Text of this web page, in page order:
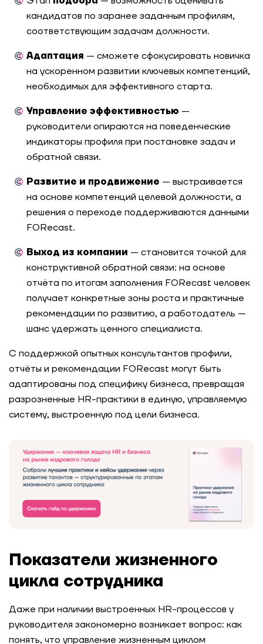
кандидатов по заранее заданным профилям,
соответствующим задачам должности.
Адаптация — сможете сфокусировать новичка
на ускоренном развитии ключевых компетенций,
необходимых для эффективного старта.
Управление эффективностью —
руководители опираются на поведенческие
индикаторы профиля при постановке задач и
обратной связи.
Развитие и продвижение — выстраивается
на основе компетенций целевой должности, а
решения о переходе поддерживаются данными
FORecast.
Выход из компании — становится точкой для
конструктивной обратной связи: на основе
отчёта по итогам заполнения FORecast человек
получает конкретные зоны роста и практичные
рекомендации по развитию, а работодатель —
шанс удержать ценного специалиста.
С поддержкой опытных консультантов профили,
отчёты и рекомендации FORecast могут быть
адаптированы под специфику бизнеса, превращая
разрозненные HR-практики в единую, управляемую
систему, выстроенную под цели бизнеса.
Показатели жизненного
цикла сотрудника
Даже при наличии выстроенных HR-процессов у
руководителя закономерно возникает вопрос: как
понять, что управление жизненным циклом